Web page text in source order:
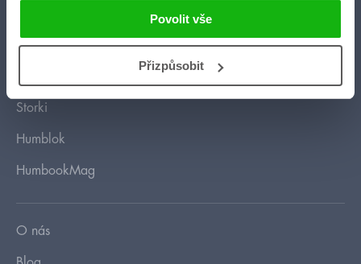
Povolit vše
Přizpůsobit
HumbookStage
Storki
Humblok
HumbookMag
O nás